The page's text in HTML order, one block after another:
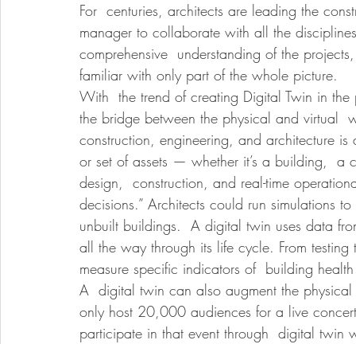
For  centuries, architects are leading the
manager to collaborate with all the
comprehensive  understanding of the
familiar with only part of the whole picture.
With  the trend of creating Digital Twin in
the bridge between the physical and virtual
construction, engineering, and architecture
or set of assets — whether it’s a building,
design,  construction, and real-time
decisions.” Architects could run simulations
unbuilt buildings.  A digital twin uses data
all the way through its life cycle. From
measure specific indicators of  building
A  digital twin can also augment the
only host 20,000 audiences for a live
participate in that event through  digital twin